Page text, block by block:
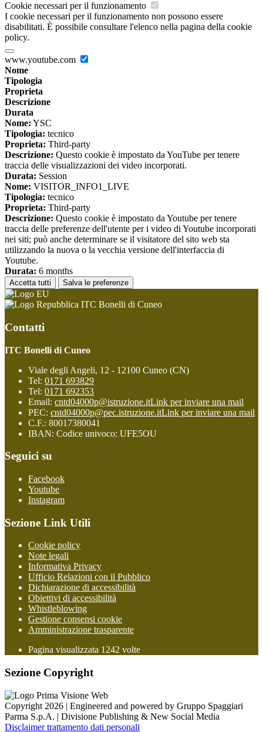
Cookie necessari per il funzionamento
I cookie necessari per il funzionamento non possono essere
disabilitati. È possibile consultare l'elenco nella pagina della cookie
policy.
www.youtube.com
Nome
Tipologia
Proprieta
Descrizione
Durata
Nome: YSC
Tipologia: tecnico
Proprieta: Third-party
Descrizione: Questo cookie è impostato da YouTube per tenere
traccia delle visualizzazioni dei video incorporati.
Durata: Session
Nome: VISITOR_INFO1_LIVE
Tipologia: tecnico
Proprieta: Third-party
Descrizione: Questo cookie è impostato da Youtube per tenere
traccia delle preferenze dell'utente per i video di Youtube incorporati
nei siti; può anche determinare se il visitatore del sito web sta
utilizzando la nuova o la vecchia versione dell'interfaccia di
Youtube.
Durata: 6 months
Accetta tutti Salva le preferenze
ITC Bonelli di Cuneo
Contatti
ITC Bonelli di Cuneo
Viale degli Angeli, 12 - 12100 Cuneo (CN)
Tel: 0171 693829
Tel: 0171 692353
Email: cntd04000p@istruzione.itLink per inviare una mail
PEC: cntd04000p@pec.istruzione.itLink per inviare una mail
C.F.: 80017380041
IBAN: Codice univoco: UFE5OU
Seguici su
Facebook
Youtube
Instagram
Sezione Link Utili
Cookie policy
Note legali
Informativa Privacy
Ufficio Relazioni con il Pubblico
Dichiarazione di accessibilità
Obiettivi di accessibilità
Whistleblowing
Gestione consensi cookie
Amministrazione trasparente
Pagina visualizzata 1242 volte
Sezione Copyright
Copyright 2026 | Engineered and powered by Gruppo Spaggiari
Parma S.p.A. | Divisione Publishing & New Social Media
Disclaimer trattamento dati personali